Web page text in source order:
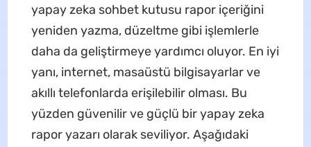
yapay zeka sohbet kutusu rapor içeriğini
yeniden yazma, düzeltme gibi işlemlerle
daha da geliştirmeye yardımcı oluyor. En iyi
yanı, internet, masaüstü bilgisayarlar ve
akıllı telefonlarda erişilebilir olması. Bu
yüzden güvenilir ve güçlü bir yapay zeka
rapor yazarı olarak seviliyor. Aşağıdaki